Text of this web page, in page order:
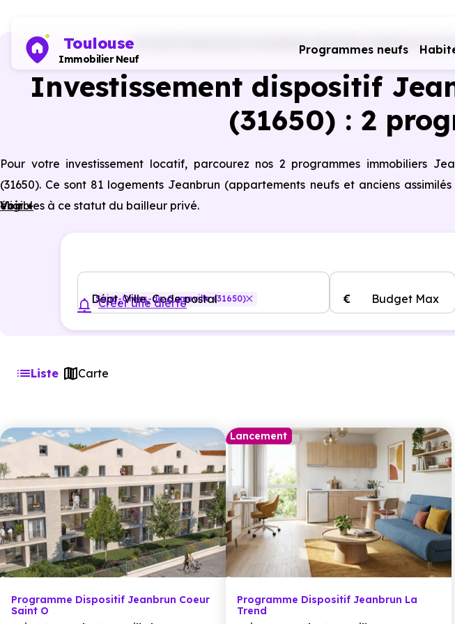
Toulouse
Immobilier Neuf
Programmes neufs
Accueil Programmes immobiliers Dispositif Jeanbrun en
Investissement dispositif
(31650) : 2
Pour votre investissement locatif, parcourez nos 2 programmes immobiliers
(31650). Ce sont 81 logements Jeanbrun (appartements neufs et anciens
éligibles à ce statut du bailleur privé.
Voir +
Dépt, Ville, Code postal
Saint-Orens-de-Gameville (31650) Budget Max
€
Créer une alerte
Liste Carte
Programme Dispositif Jeanbrun Coeur
Saint O
Lancement
Programme Dispositif Jeanbrun La
Trend